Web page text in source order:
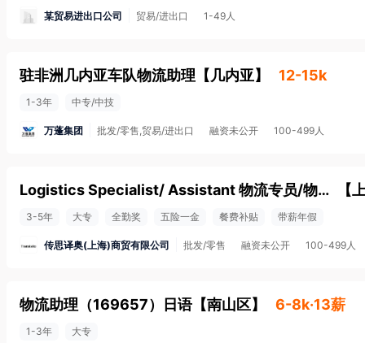
某贸易进出口公司 贸易/进出口 1-49人
驻非洲几内亚车队物流助理 【 几内亚】 12-15k
1-3年 中专/中技
万蓬集团 批发/零售,贸易/进出口 融资未公开 100-499人
Logistics Specialist/ Assistant 物流专员/物流助理 【
3-5年 大专 全勤奖 五险一金 餐费补贴 带薪年假
传思译奥(上海)商贸有限公司 批发/零售 融资未公开 100-499人
物流助理（169657）日语 【南山区】 6-8k·13薪
1-3年 大专